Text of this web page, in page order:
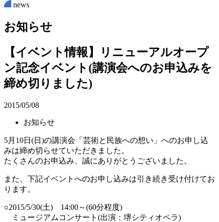
news
お知らせ
【イベント情報】リニューアルオープ
ン記念イベント(講演会へのお申込みを
締め切りました)
2015/05/08
お知らせ
5月10日(日)の講演会「芸術と民族への想い」へのお申し込
みは締め切らせていただきました。
たくさんのお申込み、誠にありがとうございました。
また、下記イベントへのお申し込みは引き続き受け付けてお
ります。
○2015/5/30(土) 14:00～(60分程度)
ミュージアムコンサート(出演：堺シティオペラ)